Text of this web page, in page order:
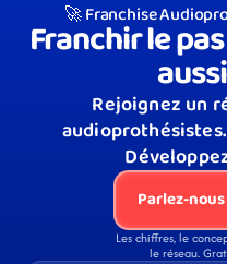
🚀 Franchise
Franchir le
aussi
Rejoignez un
Les chiffres, le
le réseau.
Parlez-